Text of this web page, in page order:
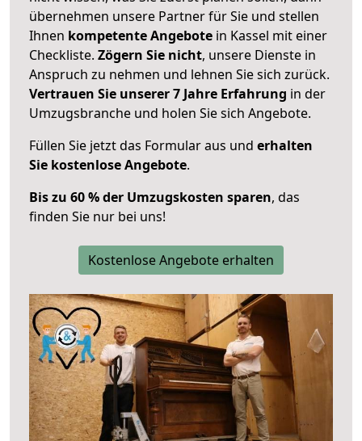
übernehmen unsere Partner für Sie und stellen
Ihnen kompetente Angebote in Kassel mit einer
Checkliste. Zögern Sie nicht, unsere Dienste in
Anspruch zu nehmen und lehnen Sie sich zurück.
Vertrauen Sie unserer 7 Jahre Erfahrung in der
Umzugsbranche und holen Sie sich Angebote.
Füllen Sie jetzt das Formular aus und erhalten
Sie kostenlose Angebote.
Bis zu 60 % der Umzugskosten sparen, das
finden Sie nur bei uns!
Kostenlose Angebote erhalten